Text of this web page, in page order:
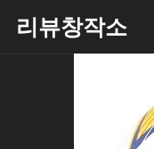
리뷰창작소